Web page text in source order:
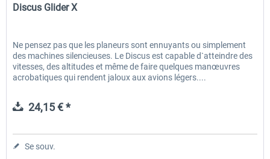
Discus Glider X
Ne pensez pas que les planeurs sont ennuyants ou simplement
des machines silencieuses. Le Discus est capable d`atteindre des
vitesses, des altitudes et même de faire quelques manœuvres
acrobatiques qui rendent jaloux aux avions légers....
24,15 € *
Se souv.